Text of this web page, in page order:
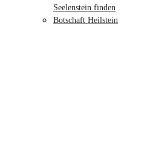
Seelenstein finden
Botschaft Heilstein